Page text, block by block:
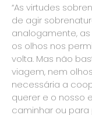
“As virtudes
de agir
analogamente,
os olhos nos
volta. Mas não
viagem, nem
necessária a
querer e o nosso
caminhar ou